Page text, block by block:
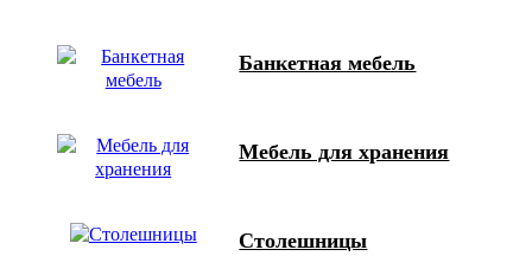
Банкетная мебель
Мебель для хранения
Столешницы